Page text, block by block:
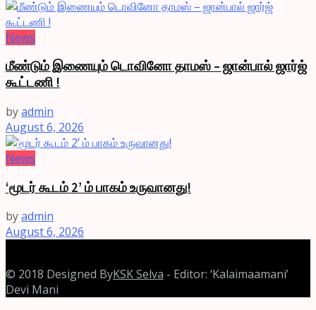
News
மீண்டும் இணையும் டொவினோ தாமஸ் – ஜான்பால் ஜார்ஜ்
கூட்டணி !
byadmin
August 6, 2026
News
‘மூடர் கூடம் 2’ ம் பாகம் உருவானது!
byadmin
August 6, 2026
© 2018 Designed ByKSK Selva - Editor: ‘Kalaimaamani’
Devi Mani